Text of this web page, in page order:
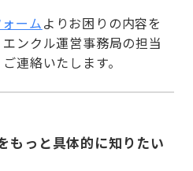
ームよりお困りの内容を
ンクル運営事務局の担当
連絡いたします。
もっと具体的に知りたい